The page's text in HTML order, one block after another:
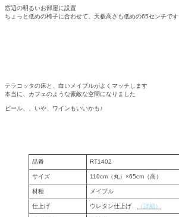
窓辺の明るいお部屋に設置
ちょっと低めの椅子に合わせて、天板高さも低めの65センチです
テラコッタの床と、白いメイプルがよくマッチします
本当に、カフェのような素敵な空間になりました
ビール、、いや、ワインもいいかも♪
品番 RT1402
サイズ 110cm（丸）×65cm（高）
材種 メイプル
仕上げ ウレタン仕上げ （詳細）